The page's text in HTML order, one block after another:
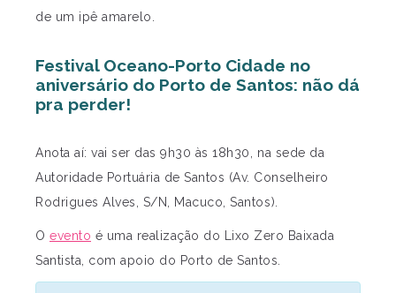
de um ipê amarelo.
Festival Oceano-Porto Cidade no
aniversário do Porto de Santos: não dá
pra perder!
Anota aí: vai ser das 9h30 às 18h30⁠, na sede da
Autoridade Portuária de Santos (Av. Conselheiro
Rodrigues Alves, S/N, Macuco, Santos⁠).
O evento é uma realização do Lixo Zero Baixada
Santista, com apoio do Porto de Santos.